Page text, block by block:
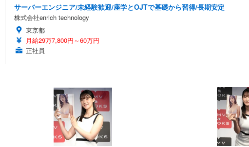
サーバーエンジニア/未経験歓迎/座学とOJTで基礎から習得/長期安定
株式会社enrich technology
東京都
月給29万7,800円～60万円
正社員